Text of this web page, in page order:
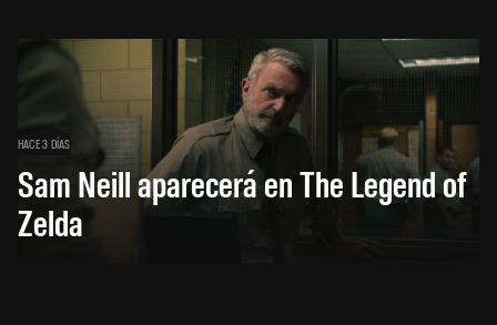
HACE 3 DÍAS
Sam Neill aparecerá en The Legend of
Zelda